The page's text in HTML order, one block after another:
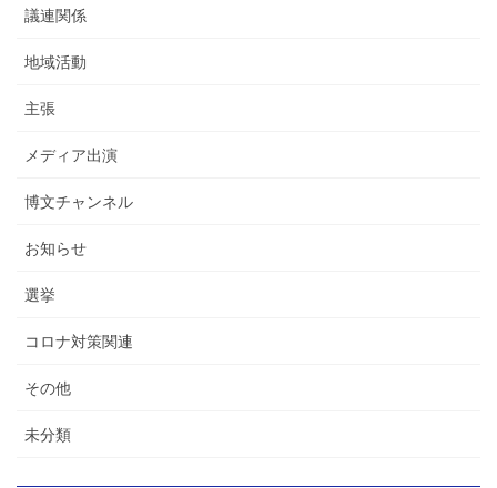
議連関係
地域活動
主張
メディア出演
博文チャンネル
お知らせ
選挙
コロナ対策関連
その他
未分類